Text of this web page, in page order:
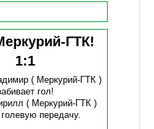
ГТК!
1:1
( Меркурий-ГТК )
гол!
( Меркурий-ГТК )
передачу.